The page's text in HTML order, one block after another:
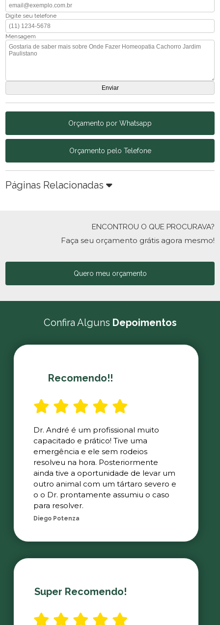
Digite seu telefone
Mensagem
Orçamento por Whatsapp
Orçamento pelo Telefone
Páginas Relacionadas
ENCONTROU O QUE PROCURAVA?
Faça seu orçamento grátis agora mesmo!
Quero meu orçamento
Confira Alguns Depoimentos
Recomendo!!
Dr. André é um profissional muito
capacitado e prático! Tive uma
emergência e ele sem rodeios
resolveu na hora. Posteriormente
ainda tive a oportunidade de levar um
outro animal com um tártaro severo e
o o Dr. prontamente assumiu o caso
para resolver.
Diego Potenza
Super Recomendo!